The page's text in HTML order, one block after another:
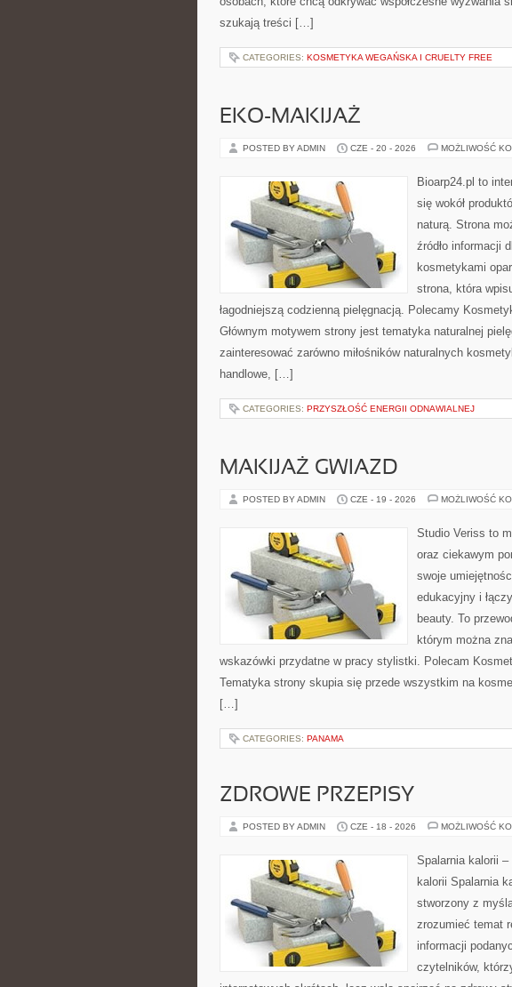
szukają treści […]
CATEGORIES: KOSMETYKA WEGAŃSKA I CRUELTY FREE
EKO-MAKIJAŻ
POSTED BY ADMIN CZE - 20 - 2026 MOŻLIWOŚĆ
Bioarp24.pl to
się wokół
naturą. Strona
źródło informacji
kosmetykami
strona, która
łagodniejszą codzienną pielęgnacją. Polecamy
Głównym motywem strony jest tematyka naturalnej
zainteresować zarówno miłośników naturalnych
handlowe, […]
CATEGORIES: PRZYSZŁOŚĆ ENERGII ODNAWIALNEJ
MAKIJAŻ GWIAZD
POSTED BY ADMIN CZE - 19 - 2026 MOŻLIWOŚĆ
Studio Veriss to
oraz ciekawym
swoje
edukacyjny i
beauty. To
którym można
wskazówki przydatne w pracy stylistki. Polecam
Tematyka strony skupia się przede wszystkim na
[…]
CATEGORIES: PANAMA
ZDROWE PRZEPISY
POSTED BY ADMIN CZE - 18 - 2026 MOŻLIWOŚĆ
Spalarnia kalorii
kalorii Spalarnia
stworzony z
zrozumieć temat
informacji
czytelników,